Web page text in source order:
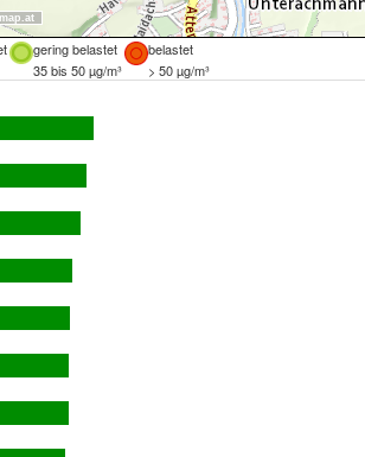
gering belastet
belastet
35 bis 50 µg/m³ > 50 µg/m³